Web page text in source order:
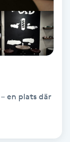
en plats där